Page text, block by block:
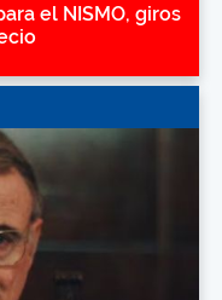
el NISMO, giros